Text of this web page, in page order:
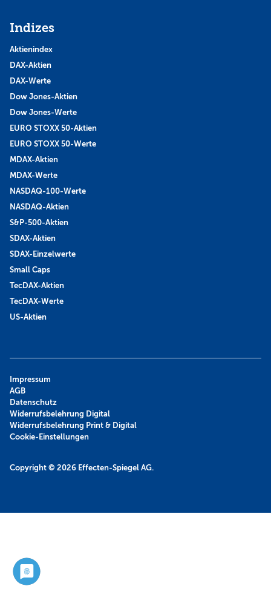
Indizes
Aktienindex
DAX-Aktien
DAX-Werte
Dow Jones-Aktien
Dow Jones-Werte
EURO STOXX 50-Aktien
EURO STOXX 50-Werte
MDAX-Aktien
MDAX-Werte
NASDAQ-100-Werte
NASDAQ-Aktien
S&P-500-Aktien
SDAX-Aktien
SDAX-Einzelwerte
Small Caps
TecDAX-Aktien
TecDAX-Werte
US-Aktien
Copyright © 2026 Effecten-Spiegel AG.
Impressum
AGB
Datenschutz
Widerrufsbelehrung Digital
Widerrufsbelehrung Print & Digital
Cookie-Einstellungen